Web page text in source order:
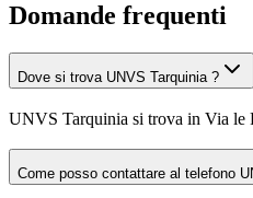
Domande frequenti
Dove si trova UNVS Tarquinia ?
UNVS Tarquinia si trova in Via le